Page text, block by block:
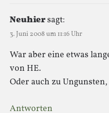
Neuhiersagt:
3. Juni 2008 um 11:16 Uhr
War aber eine etwas
von HE.
Oder auch zu
Antworten